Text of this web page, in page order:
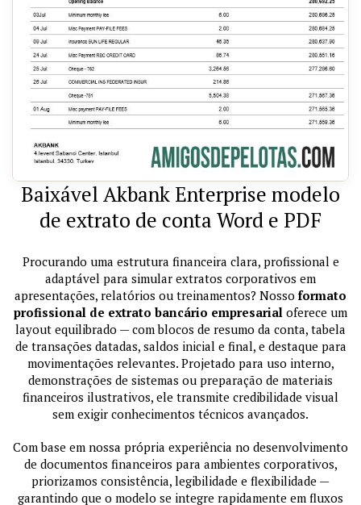
Baixável Akbank Enterprise modelo
de extrato de conta Word e PDF
Procurando uma estrutura financeira clara, profissional e
adaptável para simular extratos corporativos em
apresentações, relatórios ou treinamentos? Nosso formato
profissional de extrato bancário empresarial oferece um
layout equilibrado — com blocos de resumo da conta, tabela
de transações datadas, saldos inicial e final, e destaque para
movimentações relevantes. Projetado para uso interno,
demonstrações de sistemas ou preparação de materiais
financeiros ilustrativos, ele transmite credibilidade visual
sem exigir conhecimentos técnicos avançados.
Com base em nossa própria experiência no desenvolvimento
de documentos financeiros para ambientes corporativos,
priorizamos consistência, legibilidade e flexibilidade —
garantindo que o modelo se integre rapidamente em fluxos